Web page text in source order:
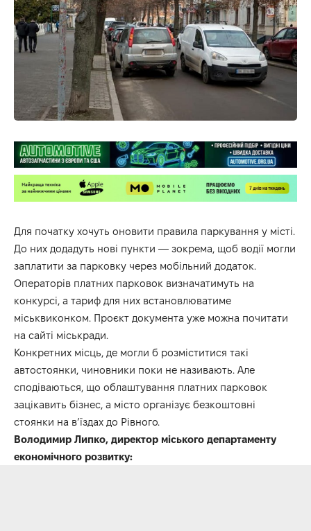
Для початку хочуть оновити правила паркування у місті.
До них додадуть нові пункти — зокрема, щоб водії могли
заплатити за парковку через мобільний додаток.
Операторів платних парковок визначатимуть на
конкурсі, а тариф для них встановлюватиме
міськвиконком. Проєкт документа уже можна почитати
на сайті міськради.
Конкретних місць, де могли б розміститися такі
автостоянки, чиновники поки не називають. Але
сподіваються, що облаштування платних парковок
зацікавить бізнес, а місто організує безкоштовні
стоянки на в’їздах до Рівного.
Володимир Липко, директор міського департаменту
економічного розвитку: